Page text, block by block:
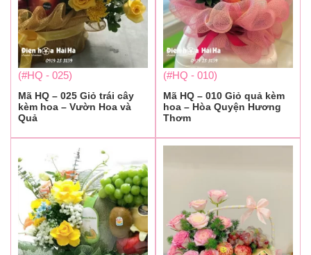
(#HQ - 025)
Mã HQ – 025 Giỏ trái cây
kèm hoa – Vườn Hoa và
Quả
(#HQ - 010)
Mã HQ – 010 Giỏ quả kèm
hoa – Hòa Quyện Hương
Thơm